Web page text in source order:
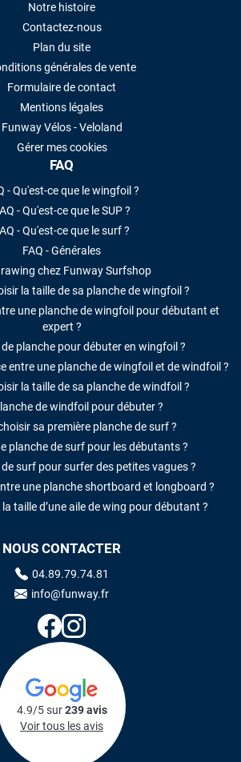
Notre histoire
Contactez-nous
Plan du site
générales de vente
Formulaire de contact
Mentions légales
Funway Vélos - Veloland
Gérer mes cookies
FAQ
- Qu'est-ce que le wingfoil ?
- Qu'est-ce que le SUP ?
- Qu'est-ce que le surf ?
FAQ - Générales
chez Funway Surfshop
la taille de sa planche de wingfoil ?
une planche de wingfoil pour débutant et
expert ?
planche pour débuter en wingfoil ?
entre une planche de wingfoil et de windfoil ?
la taille de sa planche de windfoil ?
de windfoil pour débuter ?
sa première planche de surf ?
planche de surf pour les débutants ?
surf pour surfer des petites vagues ?
une planche shortboard et longboard ?
taille d’une aile de wing pour débutant ?
NOUS CONTACTER
04.89.79.74.81
info@funway.fr
4.9/5 sur239 avis
Voir tous les avis